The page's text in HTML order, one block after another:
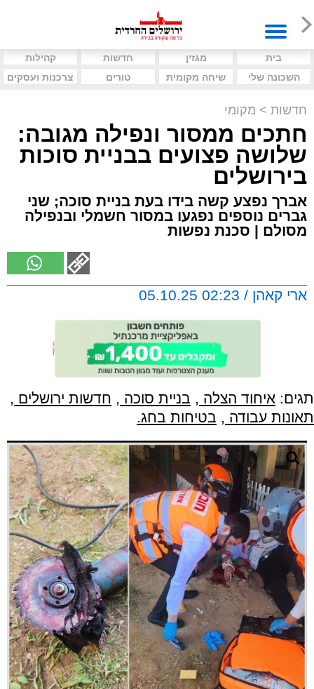
בית מגזין חדשות
קהילות
השכונה שלי
שיחה מקומית טורים צרכנות ועסקים
חדשות > מקומי
חתכים ממסור ונפילה מגובה:
שלושה פצועים בבניית סוכות
בירושלים
אברך נפצע קשה בידו בעת בניית סוכה; שני
גברים נוספים נפגעו במסור חשמלי ובנפילה
מסולם | סכנת נפשות
ארי קאהן / 02:23 05.10.25
תגים: איחוד הצלה , בניית סוכה , חדשות ירושלים ,
תאונות עבודה , בטיחות בחג.